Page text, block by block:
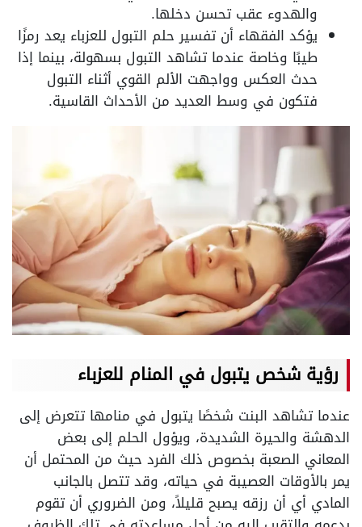
والهدوء عقب تحسن دخلها.
يؤكد الفقهاء أن تفسير حلم التبول للعزباء يعد رمزًا
طيبًا وخاصة عندما تشاهد التبول بسهولة، بينما إذا
حدث العكس وواجهت الألم القوي أثناء التبول
فتكون في وسط العديد من الأحداث القاسية.
رؤية شخص يتبول في المنام للعزباء
عندما تشاهد البنت شخصًا يتبول في منامها تتعرض إلى
الدهشة والحيرة الشديدة، ويؤول الحلم إلى بعض
المعاني الصعبة بخصوص ذلك الفرد حيث من المحتمل أن
يمر بالأوقات العصيبة في حياته، وقد تتصل بالجانب
المادي أي أن رزقه يصبح قليلاً، ومن الضروري أن تقوم